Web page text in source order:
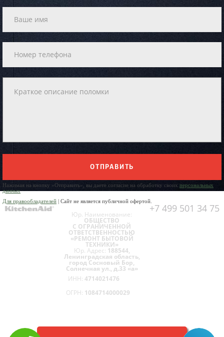
ОТПРАВИТЬ
Нажимая на кнопку «Отправить», вы даете согласие на обработку своих персональных
данных
Для правообладателей | Сайт не является публичной офертой.
+7 499 501 34 75
Юр. Наименование:
ОБЩЕСТВО
С ОГРАНИЧЕННОЙ
ОТВЕТСТВЕННОСТЬЮ
«РЕМОНТ БЫТОВОЙ
ТЕХНИКИ»
Юр. Адрес: 188544,
Ленинградская область,
город Сосновый Бор,
Солнечная ул., д.33 «а»
ИНН: 4714021476
ОГРН: 1084714000029